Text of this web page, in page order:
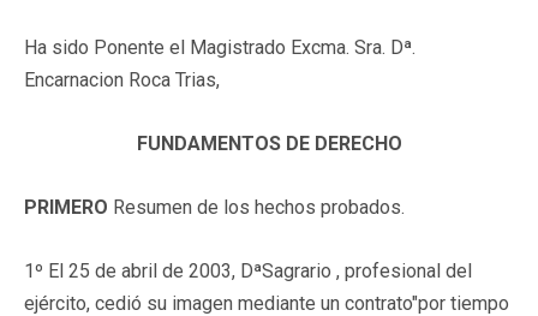
Ha sido Ponente el Magistrado Excma. Sra. Dª.
Encarnacion Roca Trias,
FUNDAMENTOS DE DERECHO
PRIMERO Resumen de los hechos probados.
1º El 25 de abril de 2003, DªSagrario , profesional del
ejército, cedió su imagen mediante un contrato"por tiempo